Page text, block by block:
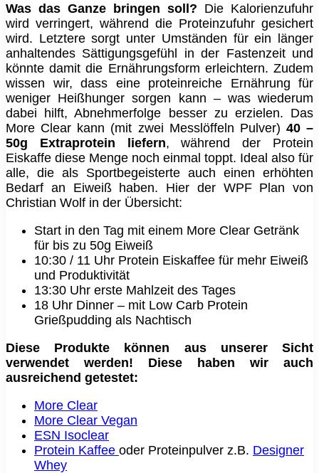
Was das Ganze bringen soll? Die Kalorienzufuhr
wird verringert, während die Proteinzufuhr gesichert
wird. Letztere sorgt unter Umständen für ein länger
anhaltendes Sättigungsgefühl in der Fastenzeit und
könnte damit die Ernährungsform erleichtern. Zudem
wissen wir, dass eine proteinreiche Ernährung für
weniger Heißhunger sorgen kann – was wiederum
dabei hilft, Abnehmerfolge besser zu erzielen. Das
More Clear kann (mit zwei Messlöffeln Pulver) 40 –
50g Extraprotein liefern, während der Protein
Eiskaffe diese Menge noch einmal toppt. Ideal also für
alle, die als Sportbegeisterte auch einen erhöhten
Bedarf an Eiweiß haben. Hier der WPF Plan von
Christian Wolf in der Übersicht:
Start in den Tag mit einem More Clear Getränk
für bis zu 50g Eiweiß
10:30 / 11 Uhr Protein Eiskaffee für mehr Eiweiß
und Produktivität
13:30 Uhr erste Mahlzeit des Tages
18 Uhr Dinner – mit Low Carb Protein
Grießpudding als Nachtisch
Diese Produkte können aus unserer Sicht
verwendet werden! Diese haben wir auch
ausreichend getestet:
More Clear
More Clear Vegan
ESN Isoclear
Protein Kaffee oder Proteinpulver z.B. Designer
Whey